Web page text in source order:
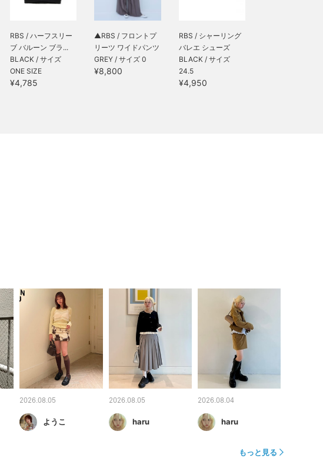
RBS / ハーフスリー
ブ バルーン ブラ...
BLACK / サイズ
ONE SIZE
¥4,785
▲RBS / フロントプ
リーツ ワイドパンツ
GREY / サイズ 0
¥8,800
RBS / シャーリング
バレエ シューズ
BLACK / サイズ
24.5
¥4,950
2026.08.05
ようこ
2026.08.05
haru
2026.08.04
haru
もっと見る